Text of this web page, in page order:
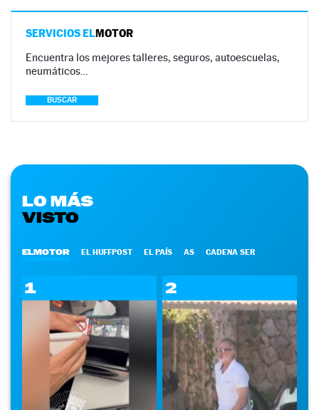
SERVICIOS ELMOTOR
Encuentra los mejores talleres, seguros, autoescuelas,
neumáticos…
BUSCAR
LO MÁS
VISTO
ELMOTOR EL HUFFPOST EL PAÍS AS CADENA SER
1 2